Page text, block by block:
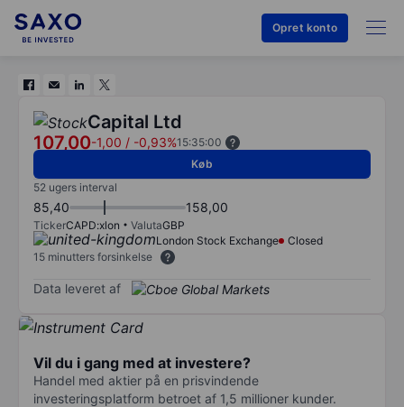
Opret konto
Capital Ltd
107,00-1,00 / -0,93%15:35:00
Køb
52 ugers interval
85,40 158,00
TickerCAPD:xlon ValutaGBP
London Stock Exchange
Closed
15 minutters forsinkelse
Data leveret af
Vil du i gang med at investere?
Handel med aktier på en prisvindende
investeringsplatform betroet af 1,5 millioner kunder.